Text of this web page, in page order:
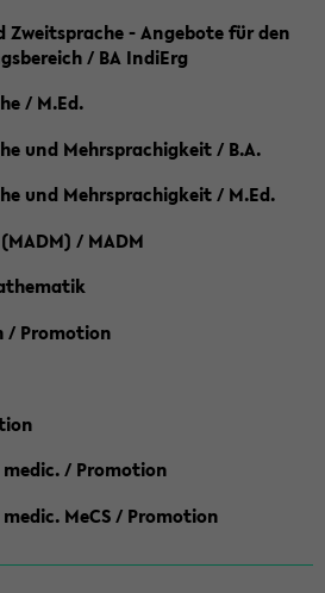
Zweitsprache - Angebote für den
/ BA IndiErg
/ M.Ed.
und Mehrsprachigkeit / B.A.
und Mehrsprachigkeit / M.Ed.
/ MADM
/ Promotion
/ Promotion
MeCS / Promotion